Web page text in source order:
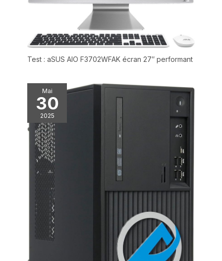
Test : aSUS AIO F3702WFAK écran 27″ performant
Mai
30
2025